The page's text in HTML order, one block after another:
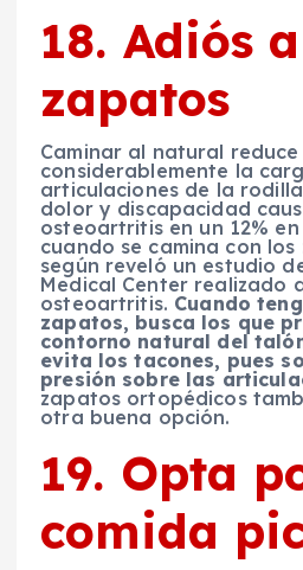
18. Adiós
zapatos
Caminar al natural reduce
considerablemente la
articulaciones de la
dolor y discapacidad
osteoartritis en un 12%
cuando se camina con
según reveló un estudio
Medical Center realizado
osteoartritis. Cuando
zapatos, busca los que
contorno natural del
evita los tacones, pues
presión sobre las
zapatos ortopédicos
otra buena opción.
19. Opta
comida